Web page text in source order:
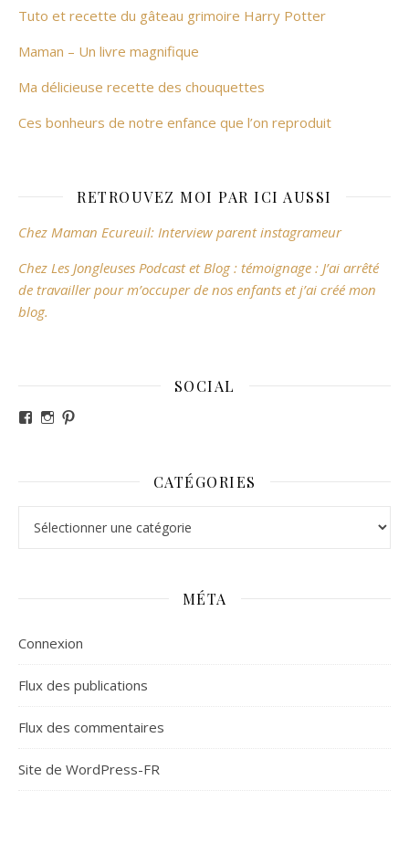
Tuto et recette du gâteau grimoire Harry Potter
Maman – Un livre magnifique
Ma délicieuse recette des chouquettes
Ces bonheurs de notre enfance que l’on reproduit
RETROUVEZ MOI PAR ICI AUSSI
Chez Maman Ecureuil: Interview parent instagrameur
Chez Les Jongleuses Podcast et Blog : témoignage : J’ai arrêté
de travailler pour m’occuper de nos enfants et j’ai créé mon
blog.
SOCIAL
Voir le profil de revesdefripouilles sur Facebook
Voir le profil de claire_revesdefripouilles sur
CATÉGORIES
MÉTA
Connexion
Flux des publications
Flux des commentaires
Site de WordPress-FR